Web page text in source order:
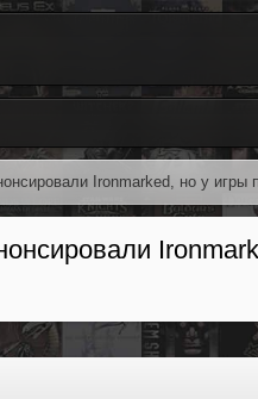
Ironmarked, но у игры